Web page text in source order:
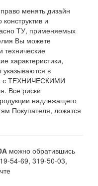
менять дизайн
и
ТУ, применяемых
Вы можете
технические
характеристики,
указываются в
с ТЕХНИЧЕСКИМИ
Все риски
надлежащего
Покупателя, ложатся
можно обратившись
54-69, 319-50-03,